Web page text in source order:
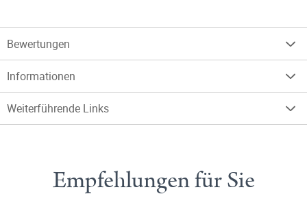
Bewertungen
Informationen
Weiterführende Links
Empfehlungen für Sie